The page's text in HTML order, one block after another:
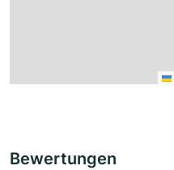
Bewertungen